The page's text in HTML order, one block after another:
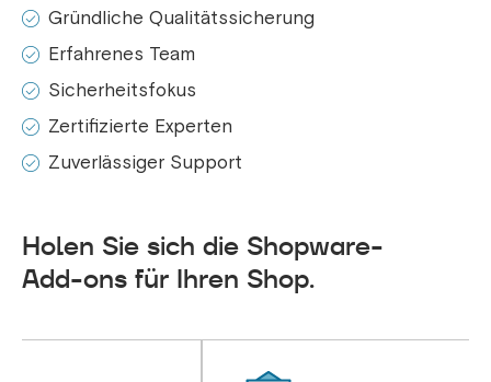
Gründliche Qualitätssicherung
Erfahrenes Team
Sicherheitsfokus
Zertifizierte Experten
Zuverlässiger Support
Holen Sie sich die Shopware-
Add-ons für Ihren Shop.